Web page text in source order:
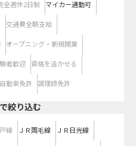
全週休2日制 マイカー通勤可
交通費全額支給
オープニング・新規開業
者歓迎 資格を活かせる
動車免許 調理師免許
絞り込む
線 ＪＲ両毛線 ＪＲ日光線